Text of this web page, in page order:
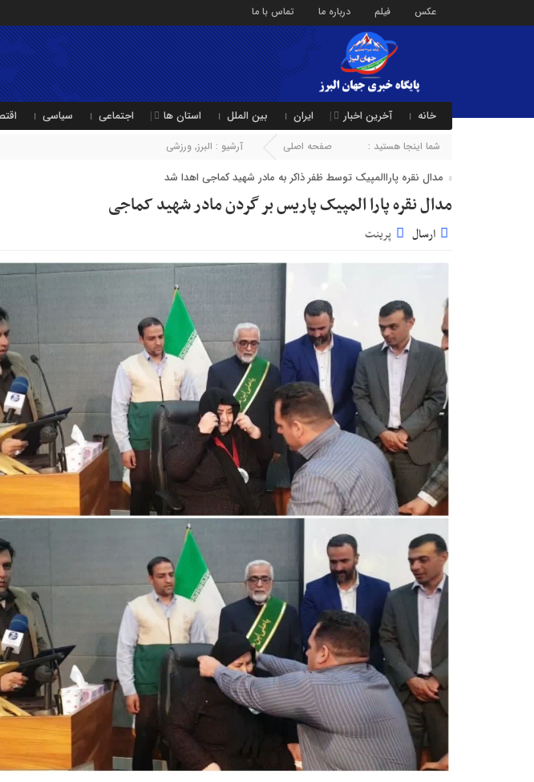
عکس فیلم درباره ما تماس با ما
خانه آخرین اخبار ایران بین الملل استان ها اجتماعی سیاسی
شما اینجا هستید : صفحه اصلی آرشیو : البرز, ورزشی
مدال نقره پاراالمپیک توسط ظفر ذاکر به مادر شهید کماجی اهدا شد
مدال نقره پارا المپیک پاریس بر گردن مادر شهید کماجی
ارسال پرینت